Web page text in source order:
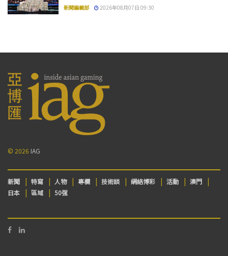
新聞編輯部 2026年08月07日 09:30
© 2026 IAG
新聞 特寫 人物 專欄 技術談 網絡博彩 活動
澳門
日本
區域 50强